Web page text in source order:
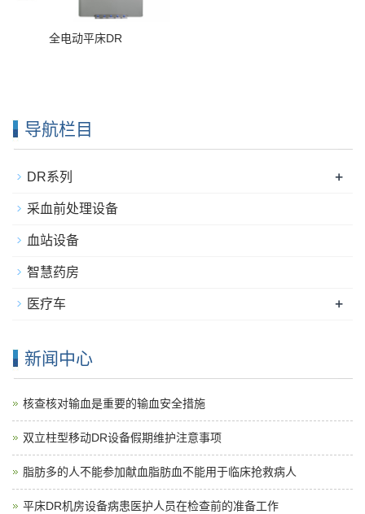
全电动平床DR
导航栏目
DR系列 +
采血前处理设备
血站设备
智慧药房
医疗车 +
新闻中心
核查核对输血是重要的输血安全措施
双立柱型移动DR设备假期维护注意事项
脂肪多的人不能参加献血脂肪血不能用于临床抢救病人
平床DR机房设备病患医护人员在检查前的准备工作